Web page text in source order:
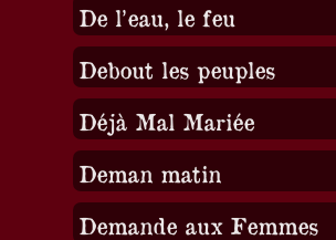
De l’eau, le feu
Debout les peuples
Déjà Mal Mariée
Deman matin
Demande aux Femmes